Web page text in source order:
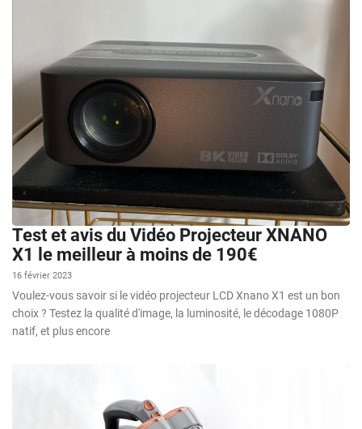
Test et avis du Vidéo Projecteur XNANO
X1 le meilleur à moins de 190€
16 février 2023
Voulez-vous savoir si le vidéo projecteur LCD Xnano X1 est un bon
choix ? Testez la qualité d'image, la luminosité, le décodage 1080P
natif, et plus encore